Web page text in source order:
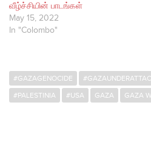
வீழ்ச்சியின் பாடங்கள்
May 15, 2022
In "Colombo"
#GAZAGENOCIDE
#PALESTINIA
#USA GAZA GAZA